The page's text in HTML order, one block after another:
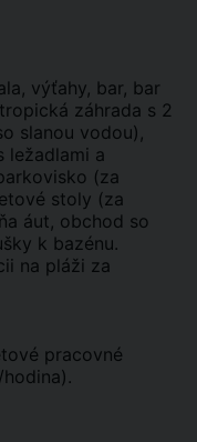
výťahy, bar, bar
záhrada s 2
slanou vodou),
ležadlami a
(za
stoly (za
áut, obchod so
k bazénu.
na pláži za
pracovné